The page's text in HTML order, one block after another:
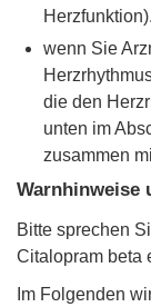
Herzfunktion).
wenn Sie
die den
unten im
zusammen
Warnhinweise
Bitte sprechen
Citalopram beta
Im Folgenden